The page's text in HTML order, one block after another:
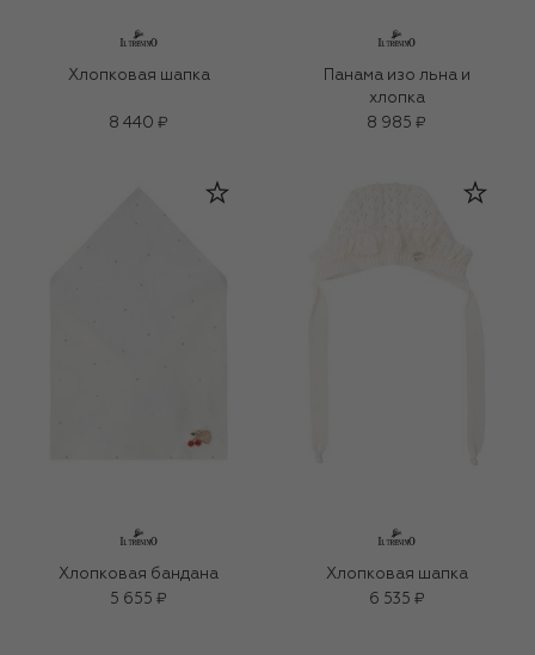
Хлопковая шапка
8 440 ₽
Панама изо льна и
хлопка
8 985 ₽
Хлопковая бандана
5 655 ₽
Хлопковая шапка
6 535 ₽